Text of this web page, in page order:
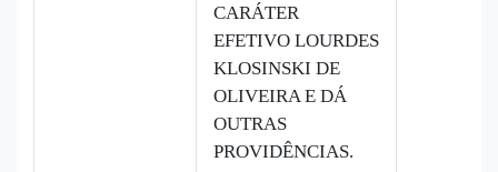
CARÁTER
EFETIVO LOURDES
KLOSINSKI DE
OLIVEIRA E DÁ
OUTRAS
PROVIDÊNCIAS.